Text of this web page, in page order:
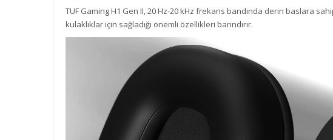
TUF Gaming H1 Gen II, 20 Hz-20 kHz frekans bandında derin baslara
kulaklıklar için sağladığı önemli özellikleri barındırır.